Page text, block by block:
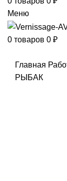
Меню
0 товаров 0 ₽
Главная
РЫБАК